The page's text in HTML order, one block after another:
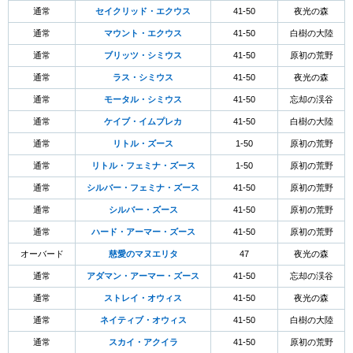
通常 セイクリッド・エクウス 41-50 夜光の森
通常 マウント・エクウス 41-50 白樹の大陸
通常 ブリッツ・シミウス 41-50 原初の荒野
通常 ラス・シミウス 41-50 夜光の森
通常 モータル・シミウス 41-50 忘却の渓谷
通常 ケイブ・イムプレカ 41-50 白樹の大陸
通常 リトル・ズース 1-50 原初の荒野
通常 リトル・フェミナ・ズース 1-50 原初の荒野
通常 シルバー・フェミナ・ズース 41-50 原初の荒野
通常 シルバー・ズース 41-50 原初の荒野
通常 ハード・アーマー・ズース 41-50 原初の荒野
オーバード 慈愛のマヌエリタ 47 夜光の森
通常 アダマン・アーマー・ズース 41-50 忘却の渓谷
通常 ストレイ・オウィス 41-50 夜光の森
通常 ネイティブ・オウィス 41-50 白樹の大陸
通常 スカイ・アクイラ 41-50 原初の荒野